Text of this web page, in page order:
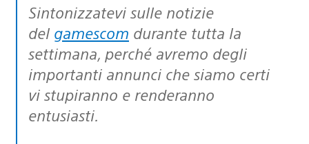
Sintonizzatevi sulle notizie
del gamescom durante tutta la
settimana, perché avremo degli
importanti annunci che siamo certi
vi stupiranno e renderanno
entusiasti.